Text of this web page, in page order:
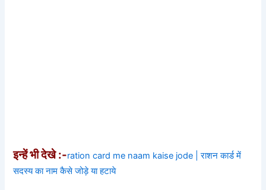
इन्हें भी देखे :-ration card me naam kaise jode | राशन कार्ड में
सदस्य का नाम कैसे जोड़े या हटाये